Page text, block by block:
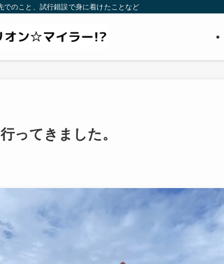
のこと、試行錯誤で身に着けたことなど
ってきました。